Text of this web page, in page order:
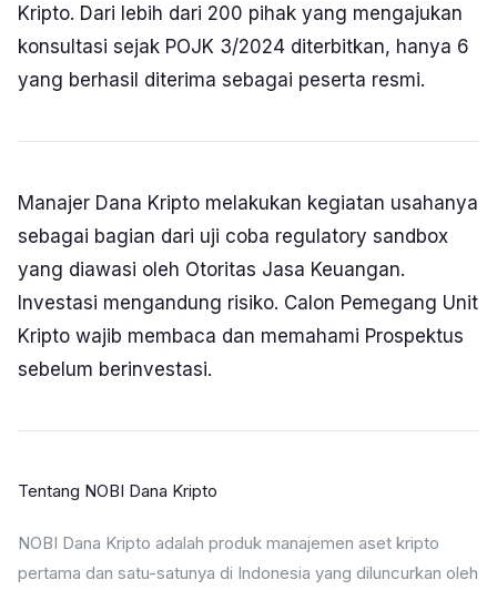
Kripto. Dari lebih dari 200 pihak yang mengajukan
konsultasi sejak POJK 3/2024 diterbitkan, hanya 6
yang berhasil diterima sebagai peserta resmi.
Manajer Dana Kripto melakukan kegiatan usahanya
sebagai bagian dari uji coba regulatory sandbox
yang diawasi oleh Otoritas Jasa Keuangan.
Investasi mengandung risiko. Calon Pemegang Unit
Kripto wajib membaca dan memahami Prospektus
sebelum berinvestasi.
Tentang NOBI Dana Kripto
NOBI Dana Kripto adalah produk manajemen aset kripto
pertama dan satu-satunya di Indonesia yang diluncurkan oleh